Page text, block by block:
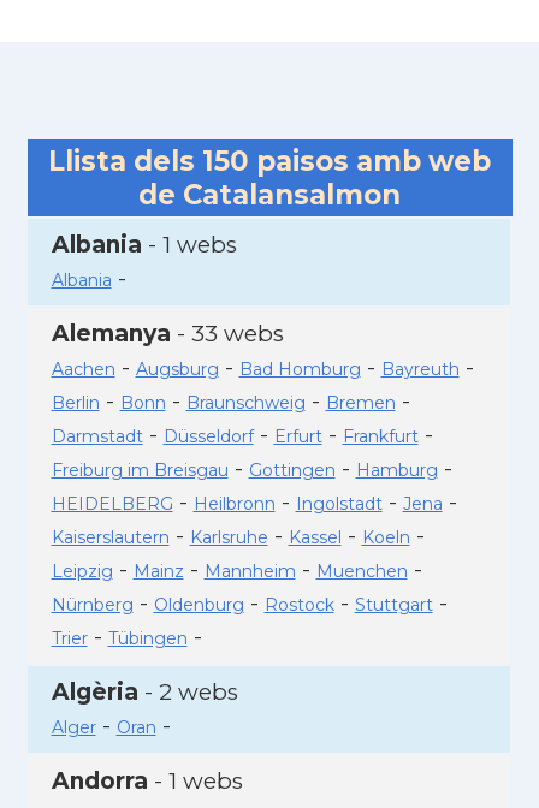
Llista dels 150 paisos amb web
de Catalansalmon
Albania - 1 webs
Albania -
Alemanya - 33 webs
Aachen - Augsburg - Bad Homburg - Bayreuth -
Berlin - Bonn - Braunschweig - Bremen -
Darmstadt- Düsseldorf- Erfurt- Frankfurt-
Freiburg im Breisgau - Gottingen - Hamburg -
HEIDELBERG - Heilbronn - Ingolstadt- Jena -
Kaiserslautern - Karlsruhe - Kassel - Koeln -
Leipzig - Mainz - Mannheim - Muenchen -
Nürnberg - Oldenburg - Rostock- Stuttgart-
Trier- Tübingen -
Algèria - 2 webs
Alger- Oran -
Andorra - 1 webs